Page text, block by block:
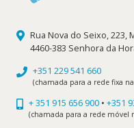
Rua Nova do Seixo, 223,
4460-383 Senhora da
+351 229 541 660
(chamada para a rede fixa
+ 351 915 656 900 • +351
(chamada para a rede móvel